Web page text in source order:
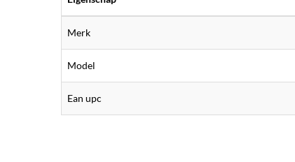
Merk
Model
Ean upc